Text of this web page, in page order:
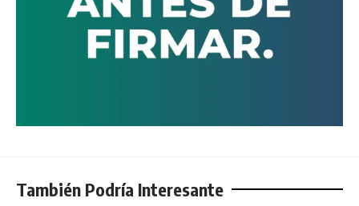
También Podría Interesante